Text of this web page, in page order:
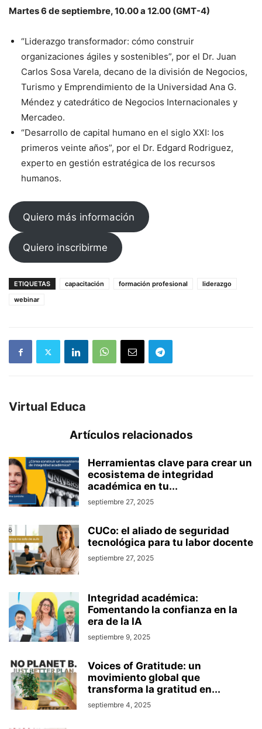
Martes 6 de septiembre, 10.00 a 12.00 (GMT-4)
“Liderazgo transformador: cómo construir
organizaciones ágiles y sostenibles”, por el Dr. Juan
Carlos Sosa Varela, decano de la división de Negocios,
Turismo y Emprendimiento de la Universidad Ana G.
Méndez y catedrático de Negocios Internacionales y
Mercadeo.
“Desarrollo de capital humano en el siglo XXI: los
primeros veinte años”, por el Dr. Edgard Rodriguez,
experto en gestión estratégica de los recursos
humanos.
Quiero más información
Quiero inscribirme
ETIQUETAS capacitación formación profesional
liderazgo
webinar
Virtual Educa
Artículos relacionados
Herramientas clave para crear un
ecosistema de integridad
académica en tu...
septiembre 27, 2025
CUCo: el aliado de seguridad
tecnológica para tu labor docente
septiembre 27, 2025
Integridad académica:
Fomentando la confianza en la
era de la IA
septiembre 9, 2025
Voices of Gratitude: un
movimiento global que
transforma la gratitud en...
septiembre 4, 2025